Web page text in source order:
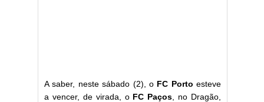
A saber, neste sábado (2), o FC Porto esteve
a vencer, de virada, o FC Paços , no Dragão,